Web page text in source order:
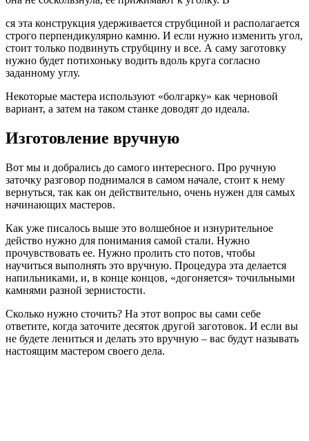
ся эта конструкция удерживается струбциной и располагается
строго перпендикулярно камню. И если нужно изменить угол,
стоит только подвинуть струбцину и все. А саму заготовку
нужно будет потихоньку водить вдоль круга согласно
заданному углу.
Некоторые мастера используют «болгарку» как черновой
вариант, а затем на таком станке доводят до идеала.
Изготовление вручную
Вот мы и добрались до самого интересного. Про ручную
заточку разговор поднимался в самом начале, стоит к нему
вернуться, так как он действительно, очень нужен для самых
начинающих мастеров.
Как уже писалось выше это волшебное и изнурительное
действо нужно для понимания самой стали. Нужно
прочувствовать ее. Нужно пролить сто потов, чтобы
научиться выполнять это вручную. Процедура эта делается
напильниками, и, в конце концов, «догоняется» точильными
камнями разной зернистости.
Сколько нужно сточить? На этот вопрос вы сами себе
ответите, когда заточите десяток другой заготовок. И если вы
не будете лениться и делать это вручную – вас будут называть
настоящим мастером своего дела.